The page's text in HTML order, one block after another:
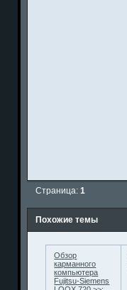
Страница:1
Похожие темы
Обзор
карманного
компьютера
Fujitsu-Siemens